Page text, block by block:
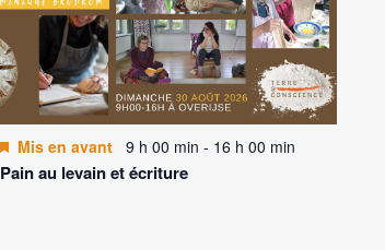
Pain au levain et écriture
Mis en avant 9 h 00 min - 16 h 00 min